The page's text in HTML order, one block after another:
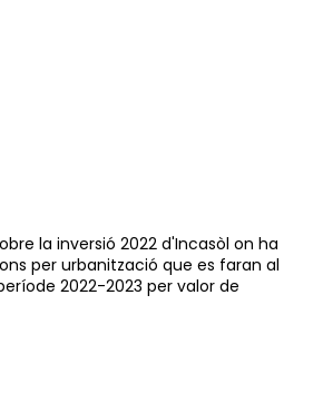
la inversió 2022 d'Incasòl on ha
per urbanització que es faran al
2022-2023 per valor de